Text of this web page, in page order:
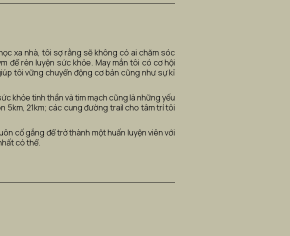
xa nhà, tôi sợ rằng sẽ không có ai chăm sóc
để rèn luyện sức khỏe. May mắn tôi có cơ hội
tôi vững chuyển động cơ bản cũng như sự kỉ
khỏe tinh thần và tim mạch cũng là những yếu
5km, 21km; các cung đường trail cho tâm trí tôi
cố gắng để trở thành một huấn luyện viên với
có thể.